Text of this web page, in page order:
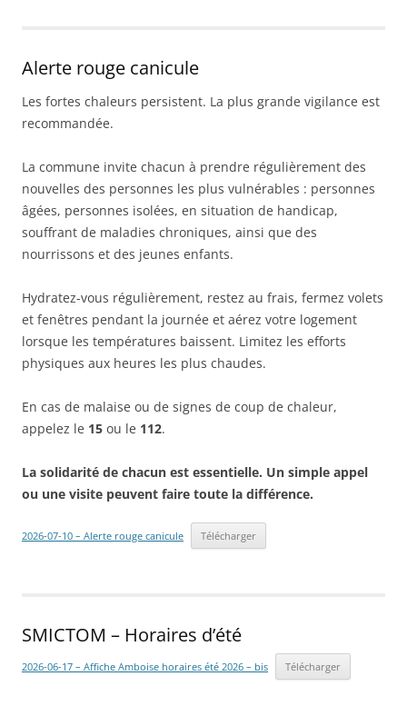
Alerte rouge canicule
Les fortes chaleurs persistent. La plus grande vigilance est
recommandée.
La commune invite chacun à prendre régulièrement des
nouvelles des personnes les plus vulnérables : personnes
âgées, personnes isolées, en situation de handicap,
souffrant de maladies chroniques, ainsi que des
nourrissons et des jeunes enfants.
Hydratez-vous régulièrement, restez au frais, fermez volets
et fenêtres pendant la journée et aérez votre logement
lorsque les températures baissent. Limitez les efforts
physiques aux heures les plus chaudes.
En cas de malaise ou de signes de coup de chaleur,
appelez le 15 ou le 112.
La solidarité de chacun est essentielle. Un simple appel
ou une visite peuvent faire toute la différence.
2026-07-10 – Alerte rouge canicule Télécharger
SMICTOM – Horaires d’été
2026-06-17 – Affiche Amboise horaires été 2026 – bis Télécharger